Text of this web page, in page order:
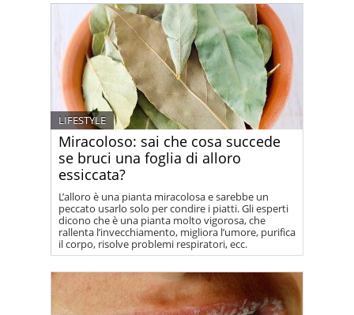
Miracoloso: sai che cosa succede
se bruci una foglia di alloro
essiccata?
LIFESTYLE
L’alloro è una pianta miracolosa e sarebbe un
peccato usarlo solo per condire i piatti. Gli esperti
dicono che è una pianta molto vigorosa, che
rallenta l’invecchiamento, migliora l’umore, purifica
il corpo, risolve problemi respiratori, ecc.